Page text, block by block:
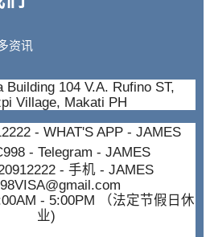
资讯
Building 104 V.A. Rufino ST,
Village, Makati PH
- WHAT'S APP - JAMES
- Telegram - JAMES
- 手机 - JAMES
- 5:00PM （法定节假日休
业)